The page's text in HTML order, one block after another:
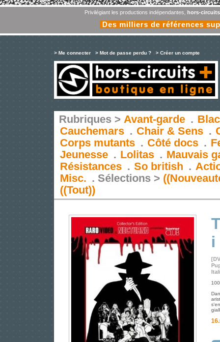
Privilégiant les productions indépendantes, hors-
Des milliers de références
> Me connecter > Mot de passe perdu ? > Créer un compte
Rubriques > Avant-garde .
Cauchemars . Chair & Sens .
Corps mutants . Côté docs .
Jeunesse . Lolitas . Mauvais
Résistances . So british .
Misc. . Sélections >
((Tout))
i